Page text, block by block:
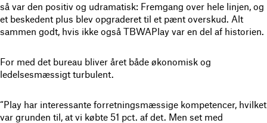
så var den positiv og udramatisk: Fremgang over hele linjen, og
et beskedent plus blev opgraderet til et pænt overskud. Alt
sammen godt, hvis ikke også TBWAPlay var en del af historien.
For med det bureau bliver året både økonomisk og
ledelsesmæssigt turbulent.
“Play har interessante forretningsmæssige kompetencer, hvilket
var grunden til, at vi købte 51 pct. af det. Men set med